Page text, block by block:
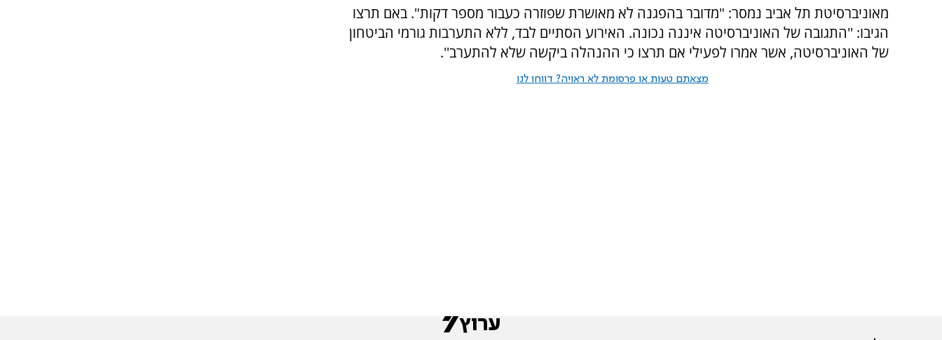
מאוניברסיטת תל אביב נמסר: "מדובר בהפגנה לא מאושרת שפוזרה כעבור מספר דקות". באם תרצו
הגיבו: ''התגובה של האוניברסיטה איננה נכונה. האירוע הסתיים לבד, ללא התערבות גורמי הביטחון
של האוניברסיטה, אשר אמרו לפעילי אם תרצו כי ההנהלה ביקשה שלא להתערב''.
מצאתם טעות או פרסומת לא ראויה? דווחו לנו